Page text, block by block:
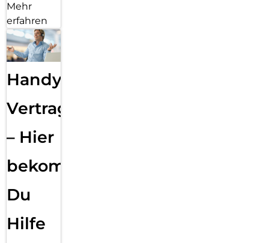
Mehr
erfahren
Handy
Vertragsabwicklung
– Hier
bekommst
Du
Hilfe